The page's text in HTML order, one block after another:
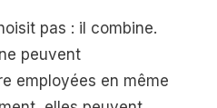
pas : il combine.
peuvent
employées en même